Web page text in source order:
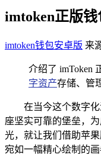
imtoken正版
imtoken钱包安卓版 来
介绍了 imToken
字资产存储、管
在当今这个数字
座坚实可靠的堡垒，
光，就让我们借助苹
宛如一幅精心绘制的